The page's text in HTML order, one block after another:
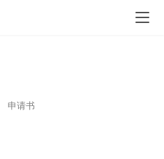
申请书